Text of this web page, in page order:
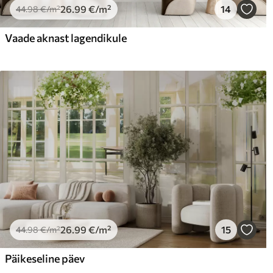
Premium vinüül
65.0039 .00€/m²
44.98€/m²26 .99 €/m² 14
Vaade aknast lagendikule
44.98€/m²26.99 €/m² 15
Päikeseline päev